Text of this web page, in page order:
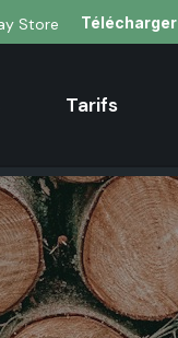
Store Télécharger
Tarifs